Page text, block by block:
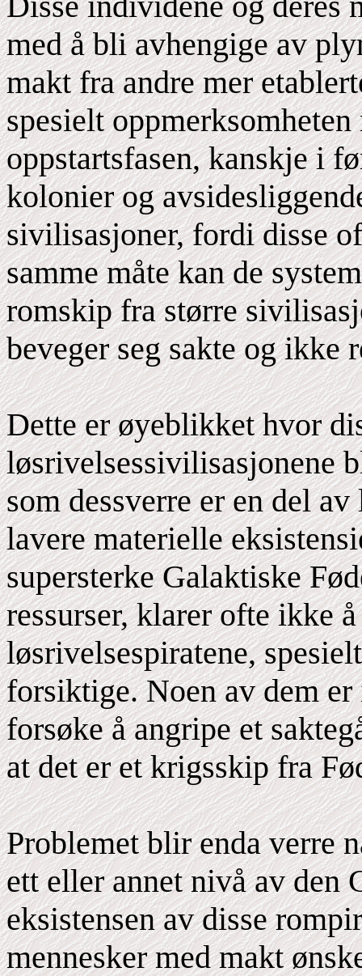
med å bli avhengige av
makt fra andre mer
spesielt
oppstartsfasen, kanskje i
kolonier og
sivilisasjoner, fordi disse
samme måte kan de
romskip fra større
beveger seg sakte og ikke
Dette er øyeblikket hvor
løsrivelsessivilisasjonene
som dessverre er en del
lavere materielle
supersterke Galaktiske
ressurser, klarer ofte ikke
løsrivelsespiratene,
forsiktige. Noen av dem
forsøke å angripe et
at det er et krigsskip fra
Problemet blir enda verre
ett eller annet nivå av den
eksistensen av disse
mennesker med makt